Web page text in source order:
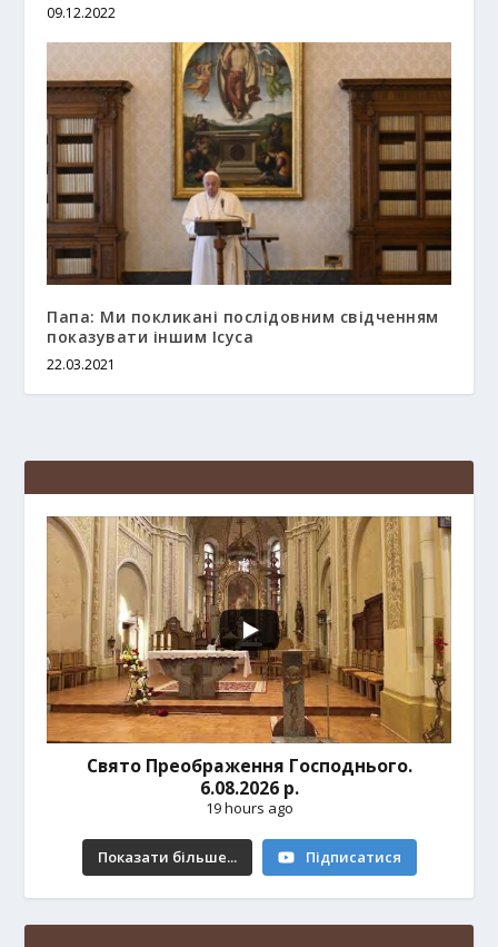
09.12.2022
Папа: Ми покликані послідовним свідченням
показувати іншим Ісуса
22.03.2021
Свято Преображення Господнього.
6.08.2026 р.
19 hours ago
Показати більше... Підписатися